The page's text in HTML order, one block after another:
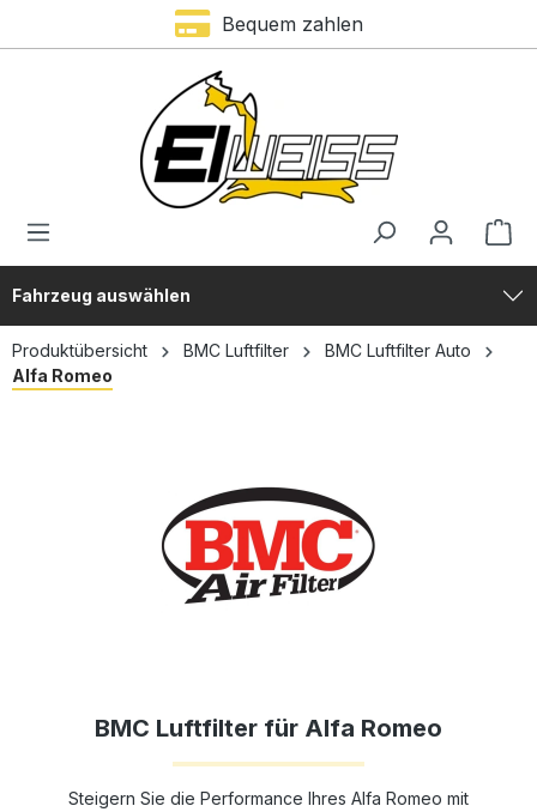
Bequem zahlen
Fahrzeug auswählen
Produktübersicht BMC Luftfilter
BMC Luftfilter Auto
Alfa Romeo
BMC Luftfilter für Alfa Romeo
Steigern Sie die Performance Ihres Alfa Romeo mit